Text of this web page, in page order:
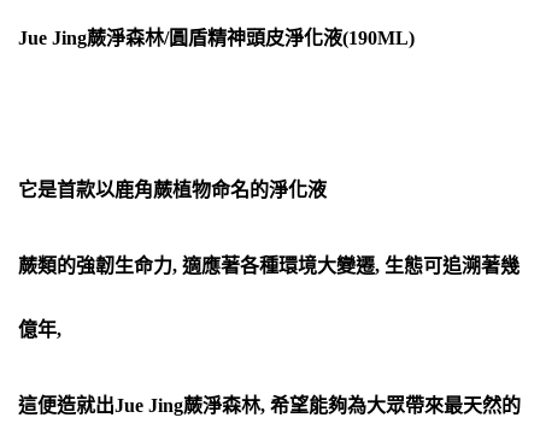
Jue Jing蕨淨森林/圓盾精神頭皮淨化液(190ML)
它是首款以鹿角蕨植物命名的淨化液
蕨類的強韌生命力, 適應著各種環境大變遷, 生態可追溯著幾
億年,
這便造就出Jue Jing蕨淨森林, 希望能夠為大眾帶來最天然的